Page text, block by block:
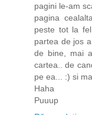
pagini le-am
pagina
peste tot la
partea de jos
de bine, mai
cartea.. de
pe ea... :) si
Haha
Puuup